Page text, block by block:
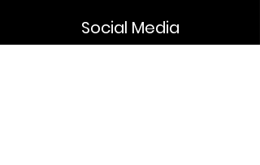
Social Media